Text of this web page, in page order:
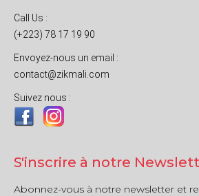
Call Us :
(+223) 78 17 19 90
Envoyez-nous un email :
contact@zikmali.com
Suivez nous :
S'inscrire à notre
Abonnez-vous à notre newsletter et